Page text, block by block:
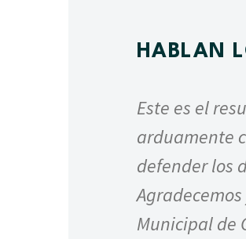
HABLAN
Este es el
arduamente
defender los
Municipal de